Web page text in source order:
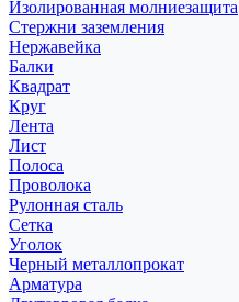
Изолированная молниезащита
Стержни заземления
Нержавейка
Балки
Квадрат
Круг
Лента
Лист
Полоса
Проволока
Рулонная сталь
Сетка
Уголок
Черный металлопрокат
Арматура